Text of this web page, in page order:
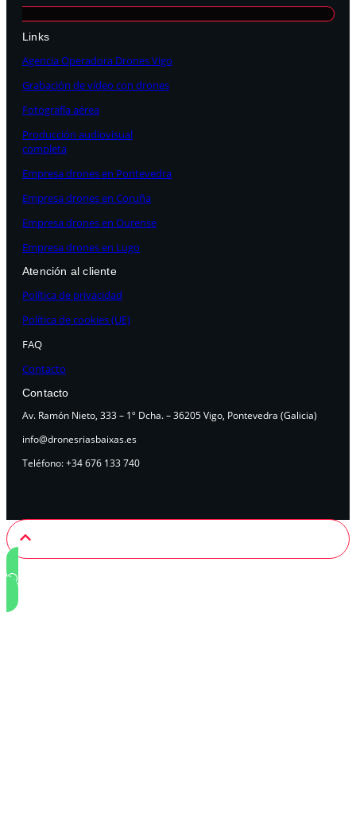
Links
Agencia Operadora Drones Vigo
Grabación de vídeo con drones
Fotografía aérea
Producción audiovisual
completa
Empresa drones en Pontevedra
Empresa drones en Coruña
Empresa drones en Ourense
Empresa drones en Lugo
Atención al cliente
Política de privacidad
Política de cookies (UE)
FAQ
Contacto
Contacto
Av. Ramón Nieto, 333 – 1º Dcha. – 36205 Vigo, Pontevedra (Galicia)
info@dronesriasbaixas.es
Teléfono: +34 676 133 740